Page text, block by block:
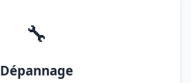
🔧
Dépannage